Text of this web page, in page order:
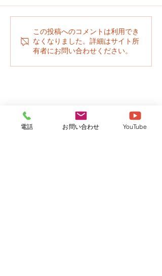
この投稿へのコメントは利用でき
なくなりました。詳細はサイト所
有者にお問い合わせください。
電話 お問い合わせ YouTube